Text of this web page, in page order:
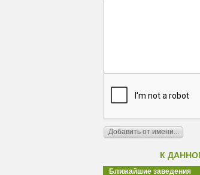
К
Ближайшие заведения